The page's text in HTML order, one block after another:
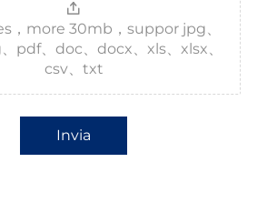
，more 30mb，suppor jpg、
pdf、doc、docx、xls、xlsx、
csv、txt
Invia